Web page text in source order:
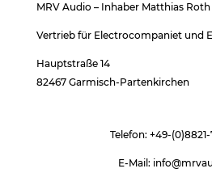
MRV Audio – Inhaber Matthias Roth
Vertrieb für Electrocompaniet und
Hauptstraße 14
82467 Garmisch-Partenkirchen
Telefon:+49-
E-Mail: